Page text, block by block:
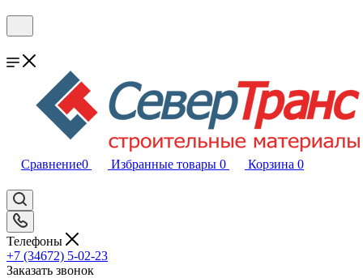
Сравнение0 Избранные товары 0 Корзина 0
Телефоны
+7 (34672) 5-02-23
Заказать звонок